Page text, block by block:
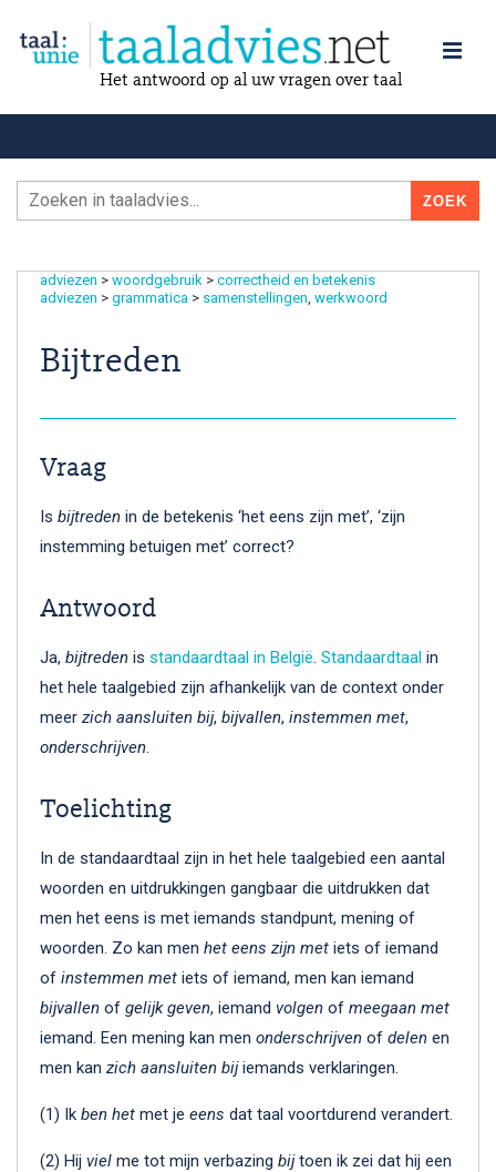
Het antwoord op al uw vragen over taal
adviezen > woordgebruik > correctheid en betekenis
adviezen > grammatica > samenstellingen werkwoord
Bijtreden
Vraag
Is bijtreden in de betekenis ‘het eens zijn met’, ‘zijn
instemming betuigen met’ correct?
Antwoord
Ja, bijtreden is standaardtaal in België. Standaardtaal in
het hele taalgebied zijn afhankelijk van de context onder
meer zich aansluiten bij, bijvallen, instemmen met,
onderschrijven.
Toelichting
In de standaardtaal zijn in het hele taalgebied een aantal
woorden en uitdrukkingen gangbaar die uitdrukken dat
men het eens is met iemands standpunt, mening of
woorden. Zo kan men het eens zijn met iets of iemand
of instemmen met iets of iemand, men kan iemand
bijvallen of gelijk geven, iemand volgen of meegaan met
iemand. Een mening kan men onderschrijven of delen en
men kan zich aansluiten bijiemands verklaringen.
(1) Ik ben het met je eens dat taal voortdurend verandert.
(2) Hij viel me tot mijn verbazing bijtoen ik zei dat hij een